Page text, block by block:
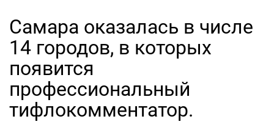
Самара оказалась в числе
14 городов, в которых
появится
профессиональный
тифлокомментатор.